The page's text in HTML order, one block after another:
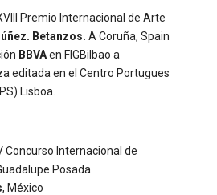
Premio Internacional de Arte
Betanzos. A Coruña, Spain
BBVAen FIGBilbao a
editada en el Centro Portugues
Lisboa.
Concurso Internacional de
Posada.
, México